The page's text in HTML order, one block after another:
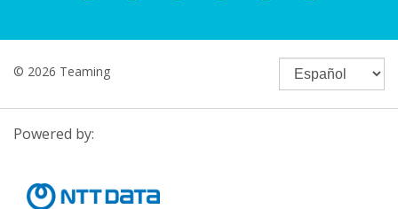
© 2026 Teaming
Powered by: